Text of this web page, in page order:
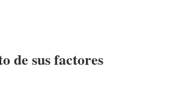
de sus factores